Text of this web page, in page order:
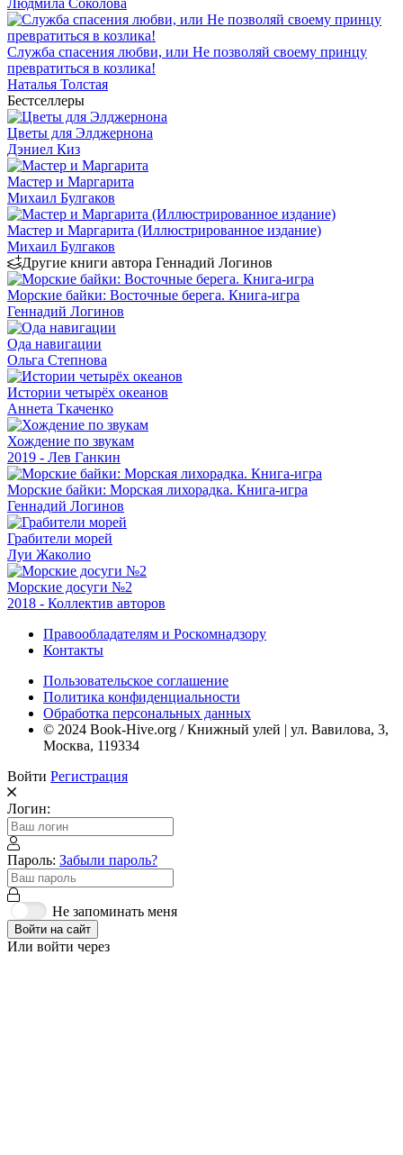
Служба спасения любви, или Не позволяй своему принцу
превратиться в козлика!
Наталья Толстая
Бестселлеры
Цветы для Элджернона
Дэниел Киз
Мастер и Маргарита
Михаил Булгаков
Мастер и Маргарита (Иллюстрированное издание)
Михаил Булгаков
Другие книги автора Геннадий Логинов
Морские байки: Восточные берега. Книга-игра
Геннадий Логинов
Ода навигации
Ольга Степнова
Истории четырёх океанов
Аннета Ткаченко
Хождение по звукам
2019 - Лев Ганкин
Морские байки: Морская лихорадка. Книга-игра
Геннадий Логинов
Грабители морей
Луи Жаколио
Морские досуги №2
2018 - Коллектив авторов
Правообладателям и Роскомнадзору
Контакты
Пользовательское соглашение
Политика конфиденциальности
Обработка персональных данных
© 2024 Book-Hive.org / Книжный улей | ул. Вавилова, 3,
Москва, 119334
Войти Регистрация
Логин:
Пароль: Забыли пароль?
Не запоминать меня
Войти на сайт
Или войти через